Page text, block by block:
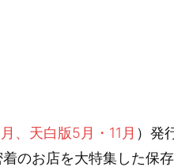
、天白版5月・11月 ）発
のお店を大特集した保